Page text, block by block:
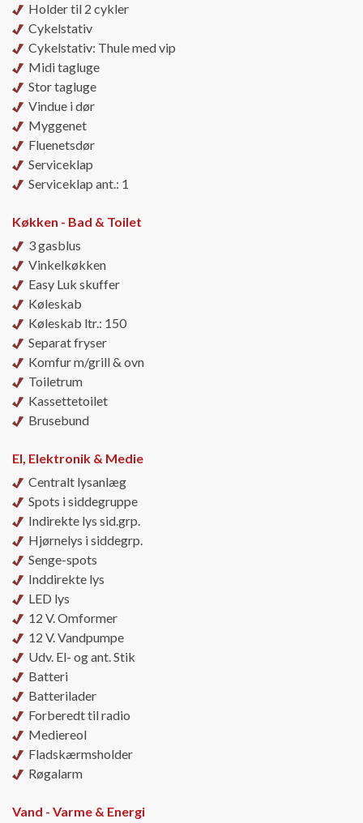
Holder til 2 cykler
Cykelstativ
Cykelstativ: Thule med vip
Midi tagluge
Stor tagluge
Vindue i dør
Myggenet
Fluenetsdør
Serviceklap
Serviceklap ant.: 1
Køkken - Bad & Toilet
3 gasblus
Vinkelkøkken
Easy Luk skuffer
Køleskab
Køleskab ltr.: 150
Separat fryser
Komfur m/grill & ovn
Toiletrum
Kassettetoilet
Brusebund
El, Elektronik & Medie
Centralt lysanlæg
Spots i siddegruppe
Indirekte lys sid.grp.
Hjørnelys i siddegrp.
Senge-spots
Inddirekte lys
LED lys
12 V. Omformer
12 V. Vandpumpe
Udv. El- og ant. Stik
Batteri
Batterilader
Forberedt til radio
Mediereol
Fladskærmsholder
Røgalarm
Vand - Varme & Energi